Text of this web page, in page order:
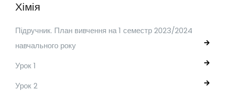
Хімія
Підручник. План вивчення на 1 семестр 2023/2024
навчального року
Урок 1
Урок 2